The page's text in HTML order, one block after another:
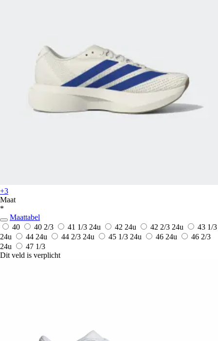
+3
Maat
*
Maattabel
40
40 2/3 41 1/3 24u 42 24u 42 2/3 24u
43 1/3
24u
44 24u 44 2/3 24u 45 1/3 24u 46 24u
46 2/3
24u
47 1/3
Dit veld is verplicht